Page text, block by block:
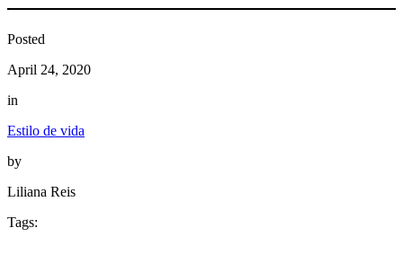
Posted
April 24, 2020
in
Estilo de vida
by
Liliana Reis
Tags: